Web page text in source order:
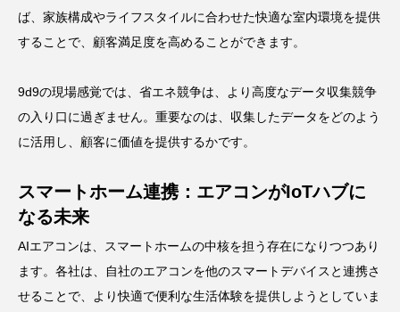
ば、家族構成やライフスタイルに合わせた快適な室内環境を提供
することで、顧客満足度を高めることができます。
9d9の現場感覚では、省エネ競争は、より高度なデータ収集競争
の入り口に過ぎません。重要なのは、収集したデータをどのよう
に活用し、顧客に価値を提供するかです。
スマートホーム連携：エアコンがIoTハブに
なる未来
AIエアコンは、スマートホームの中核を担う存在になりつつあり
ます。各社は、自社のエアコンを他のスマートデバイスと連携さ
せることで、より快適で便利な生活体験を提供しようとしていま